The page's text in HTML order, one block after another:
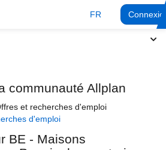
FR
communauté Allplan
et recherches d'emploi
d'emploi
BE - Maisons